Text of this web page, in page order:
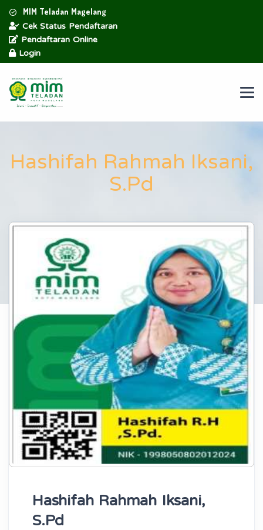
MIM Teladan Magelang
Cek Status Pendaftaran
Pendaftaran Online
Login
Hashifah Rahmah Iksani,
S.Pd
Hashifah Rahmah Iksani,
S.Pd